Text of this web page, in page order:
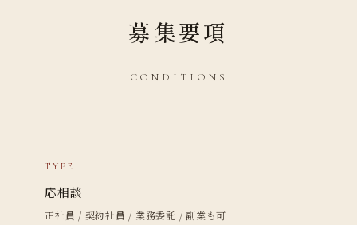
募集要項
CONDITIONS
TYPE
応相談
正社員 / 契約社員 / 業務委託 / 副業も可